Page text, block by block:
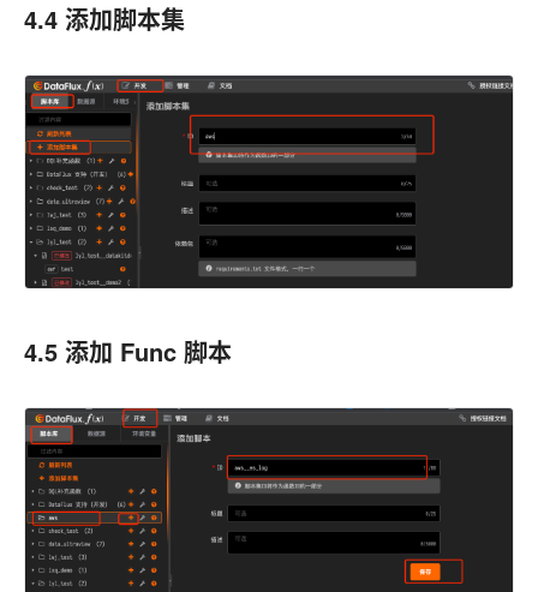
4.4 添加脚本集
4.5 添加 Func 脚本